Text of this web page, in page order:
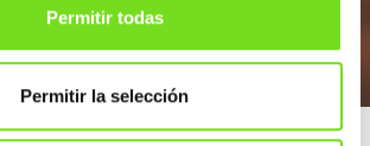
Permitir todas
Permitir la selección